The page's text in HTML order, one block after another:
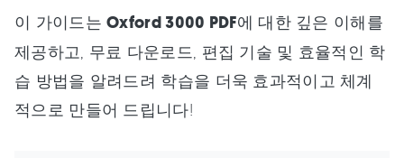
이 가이드는Oxford 3000 PDF에 대한 깊은 이해를
제공하고, 무료 다운로드, 편집 기술 및 효율적인 학
습 방법을 알려드려 학습을 더욱 효과적이고 체계
적으로 만들어 드립니다!